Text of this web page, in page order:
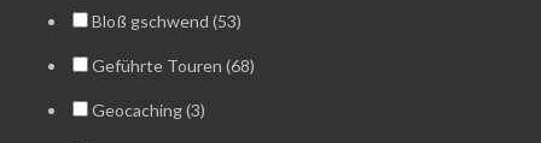
Bloß gschwend (53)
Geführte Touren (68)
Geocaching (3)